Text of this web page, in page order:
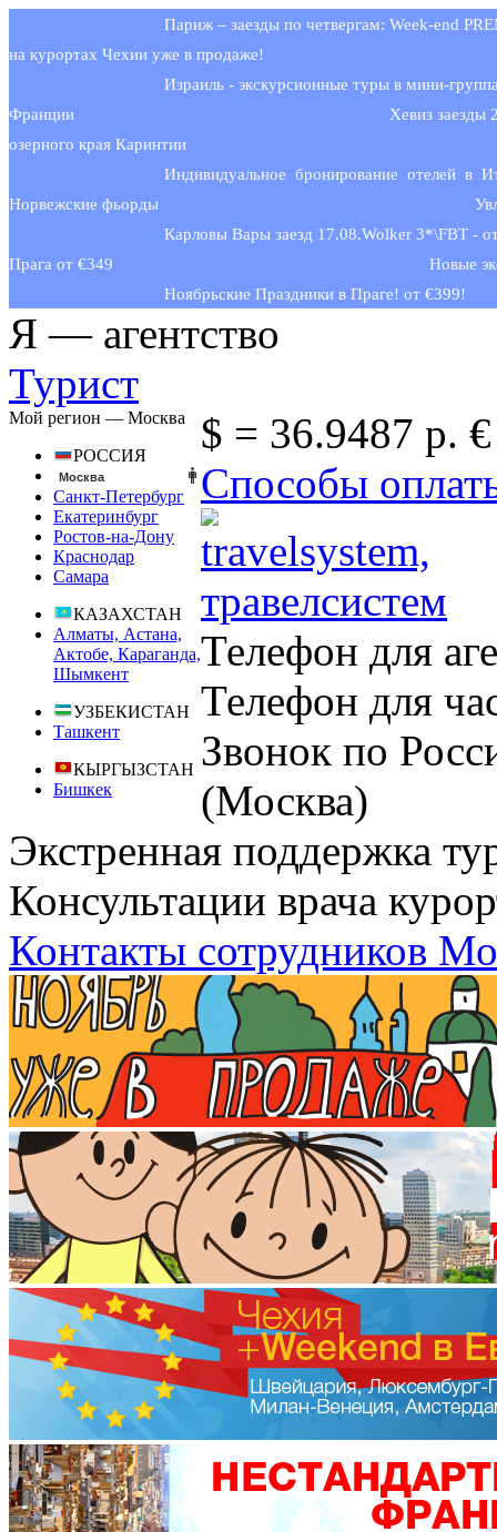
Париж – заезды по четвергам: Week-end
на курортах Чехии уже в продаже!
Израиль - экскурсионные туры в мини-
Франции
Хевиз заезды
озерного края Каринтии
Индивидуальное бронирование отелей в
Норвежские фьорды
Карловы Вары заезд 17.08.Wolker 3*\FBT -
Прага от €349
Новые
Ноябрьские Праздники в Праге! от €399!
Я — агентство
Турист
Мой регион — Москва
РОССИЯ
Москва
Санкт-Петербург
Екатеринбург
Ростов-на-Дону
Краснодар
Самара
КАЗАХСТАН
Алматы, Астана,
Актобе, Караганда,
Шымкент
УЗБЕКИСТАН
Ташкент
КЫРГЫЗСТАН
Бишкек
$ = 36.9487 р.
Способы
Телефон для
Телефон для
Звонок по
(Москва)
Экстренная поддержка
Консультации врача
Контакты сотрудников